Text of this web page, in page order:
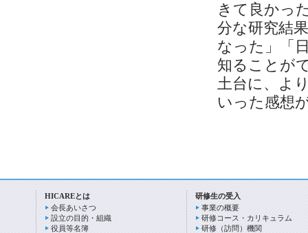
きて良かっ
分な研究結
なった」
「
知ることが
土台に、よ
いった感想
HICAREとは
会長あいさつ
設立の目的・組織
役員等名簿
研修生の受入
事業の概要
研修コース・カリキュラム
研修（訪問）機関